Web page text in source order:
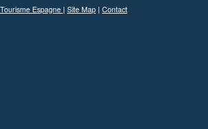
Tourisme Espagne | Site Map | Contact